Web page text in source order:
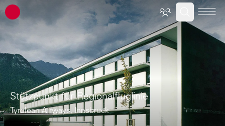
ATP Architekten Ingenieure
Stützpunkt für Regionalfluglinie
Tyrolean Airways, Innsbruck